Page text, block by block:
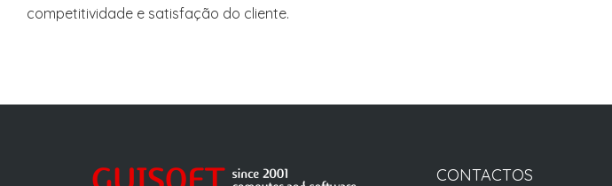
competitividade e satisfação do cliente.
CONTACTOS